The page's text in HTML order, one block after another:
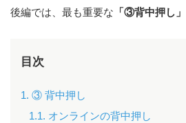
後編では、最も重要な 「③背中押し」
目次
1. ③ 背中押し
1.1. オンラインの背中押し